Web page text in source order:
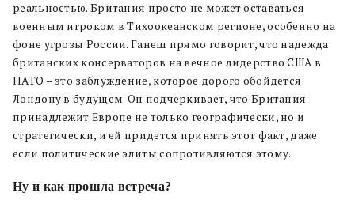
реальностью. Британия просто не может оставаться
военным игроком в Тихоокеанском регионе, особенно на
фоне угрозы России. Ганеш прямо говорит, что надежда
британских консерваторов на вечное лидерство США в
НАТО – это заблуждение, которое дорого обойдется
Лондону в будущем. Он подчеркивает, что Британия
принадлежит Европе не только географически, но и
стратегически, и ей придется принять этот факт, даже
если политические элиты сопротивляются этому.
Ну и как прошла встреча?